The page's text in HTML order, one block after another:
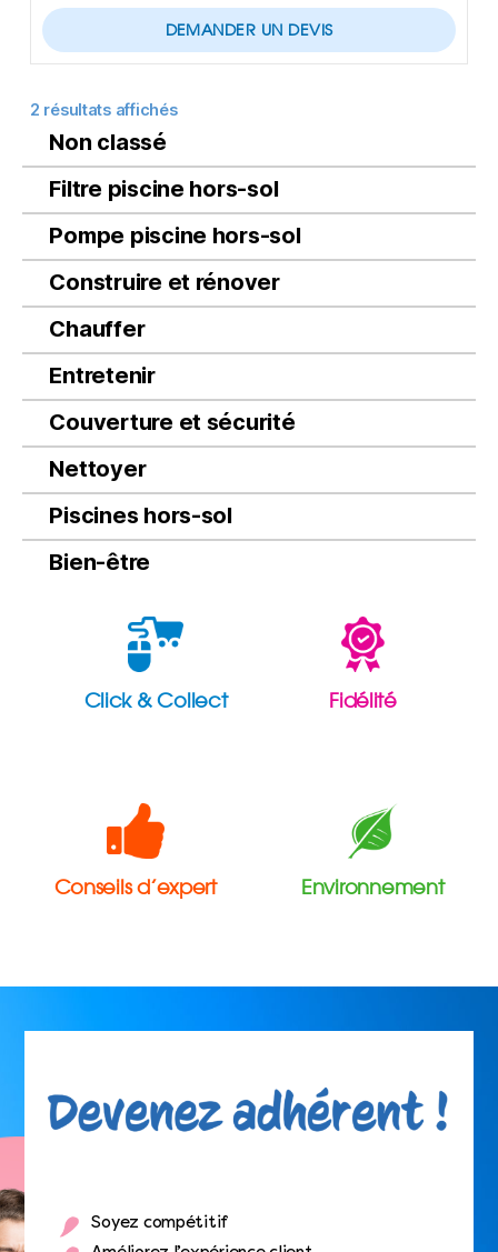
DEMANDER UN DEVIS
2 résultats affichés
Non classé
Filtre piscine hors-sol
Pompe piscine hors-sol
Construire et rénover
Chauffer
Entretenir
Couverture et sécurité
Nettoyer
Piscines hors-sol
Bien-être
Click & Collect
Conseils d’expert
Fidélité
Environnement
Soyez compétitif